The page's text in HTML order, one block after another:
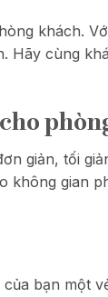
khách.
Hãy cùng
giản, tối
không gian
bạn một